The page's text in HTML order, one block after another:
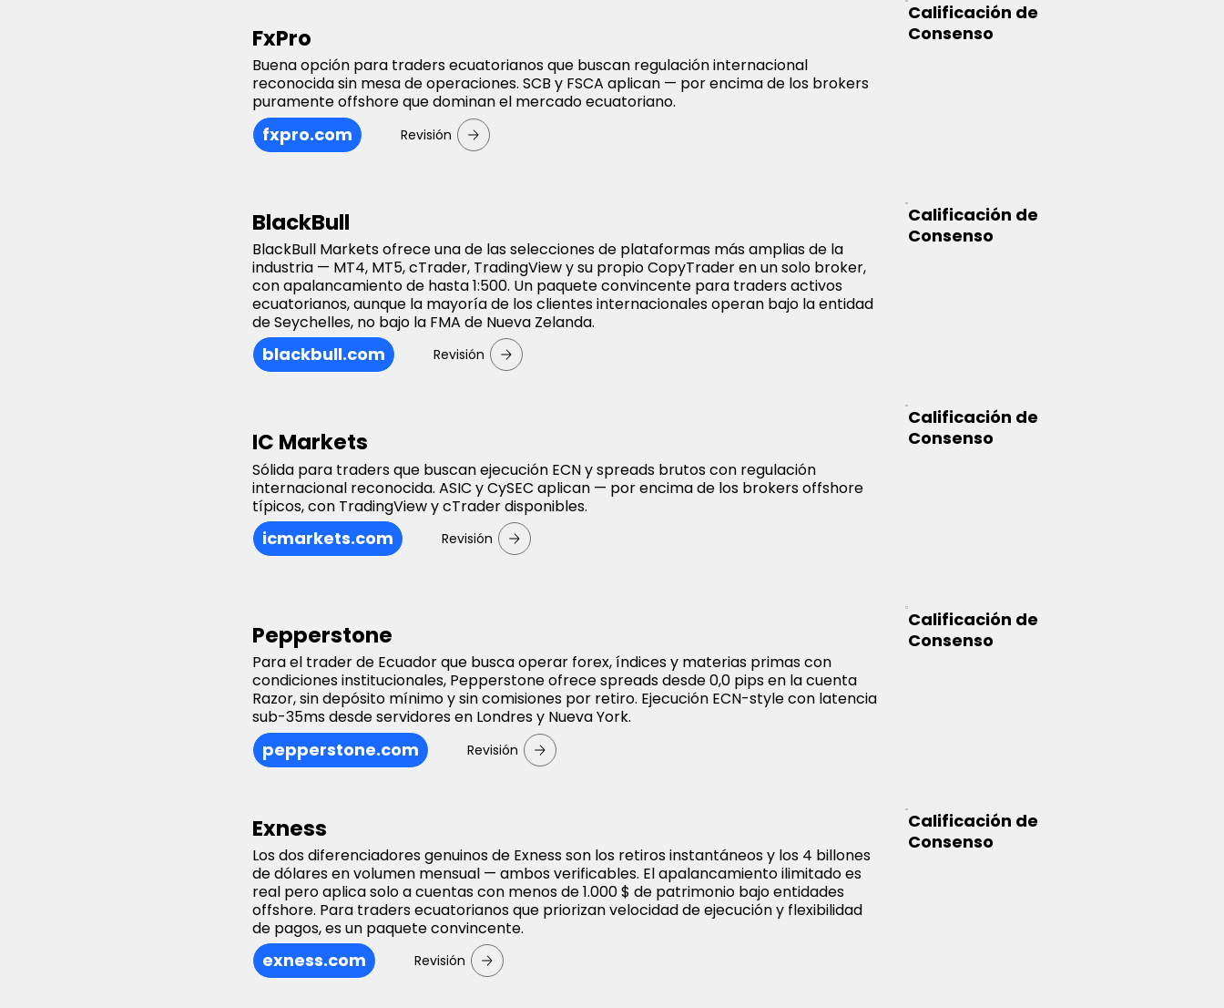
FxPro
Buena opción para traders ecuatorianos que buscan regulación internacional
reconocida sin mesa de operaciones. SCB y FSCA aplican — por encima de los brokers
puramente offshore que dominan el mercado ecuatoriano.
fxpro.com Revisión
Calificación de
Consenso
BlackBull
BlackBull Markets ofrece una de las selecciones de plataformas más amplias de la
industria — MT4, MT5, cTrader, TradingView y su propio CopyTrader en un solo broker,
con apalancamiento de hasta 1:500. Un paquete convincente para traders activos
ecuatorianos, aunque la mayoría de los clientes internacionales operan bajo la entidad
de Seychelles, no bajo la FMA de Nueva Zelanda.
blackbull.com Revisión
Calificación de
Consenso
IC Markets
Sólida para traders que buscan ejecución ECN y spreads brutos con regulación
internacional reconocida. ASIC y CySEC aplican — por encima de los brokers offshore
típicos, con TradingView y cTrader disponibles.
icmarkets.com Revisión
Calificación de
Consenso
Pepperstone
Para el trader de Ecuador que busca operar forex, índices y materias primas con
condiciones institucionales, Pepperstone ofrece spreads desde 0,0 pips en la cuenta
Razor, sin depósito mínimo y sin comisiones por retiro. Ejecución ECN-style con latencia
sub-35ms desde servidores en Londres y Nueva York.
pepperstone.com Revisión
Calificación de
Consenso
Exness
Los dos diferenciadores genuinos de Exness son los retiros instantáneos y los 4 billones
de dólares en volumen mensual — ambos verificables. El apalancamiento ilimitado es
real pero aplica solo a cuentas con menos de 1.000 $ de patrimonio bajo entidades
offshore. Para traders ecuatorianos que priorizan velocidad de ejecución y flexibilidad
de pagos, es un paquete convincente.
exness.com Revisión
Calificación de
Consenso